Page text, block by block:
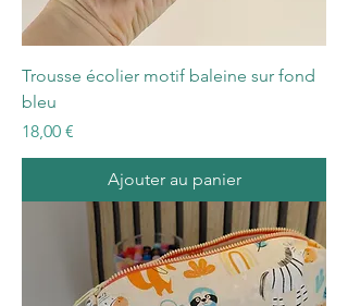
Trousse écolier motif baleine sur fond
bleu
Prix
18,00 €
Ajouter au panier